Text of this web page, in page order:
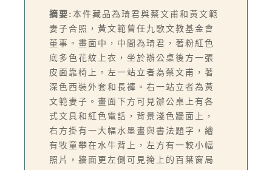
摘要: 本件藏品為琦君與蔡文甫和黃文範
妻子合照，黃文範曾任九歌文教基金會
董事。畫面中，中間為琦君，著粉紅色
底多色花紋上衣，坐於辦公桌後方一張
皮面靠椅上。左一站立者為蔡文甫，著
深色西裝外套和長褲。右一站立者為黃
文範妻子。畫面下方可見辦公桌上有各
式文具和紅色電話，背景淺色牆面上，
右方掛有一大幅水墨畫與書法題字，繪
有牧童攀在水牛背上，左方有一較小幅
照片，牆面更左側可見掩上的百葉窗局